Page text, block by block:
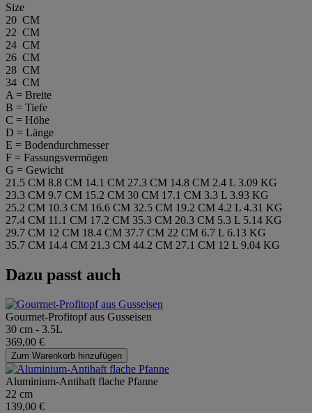
Size
20 CM
22 CM
24 CM
26 CM
28 CM
34 CM
A = Breite
B = Tiefe
C = Höhe
D = Länge
E = Bodendurchmesser
F = Fassungsvermögen
G = Gewicht
21.5 CM 8.8 CM 14.1 CM 27.3 CM 14.8 CM 2.4 L 3.09 KG
23.3 CM 9.7 CM 15.2 CM 30 CM 17.1 CM 3.3 L 3.93 KG
25.2 CM 10.3 CM 16.6 CM 32.5 CM 19.2 CM 4.2 L 4.31 KG
27.4 CM 11.1 CM 17.2 CM 35.3 CM 20.3 CM 5.3 L 5.14 KG
29.7 CM 12 CM 18.4 CM 37.7 CM 22 CM 6.7 L 6.13 KG
35.7 CM 14.4 CM 21.3 CM 44.2 CM 27.1 CM 12 L 9.04 KG
Dazu passt auch
Gourmet-Profitopf aus Gusseisen
30 cm - 3.5L
369,00 €
Zum Warenkorb hinzufügen
Aluminium-Antihaft flache Pfanne
22 cm
139,00 €